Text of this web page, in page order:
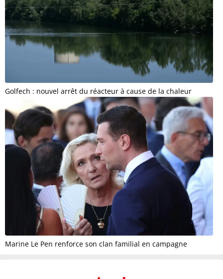
Golfech : nouvel arrêt du réacteur à cause de la chaleur
Marine Le Pen renforce son clan familial en campagne